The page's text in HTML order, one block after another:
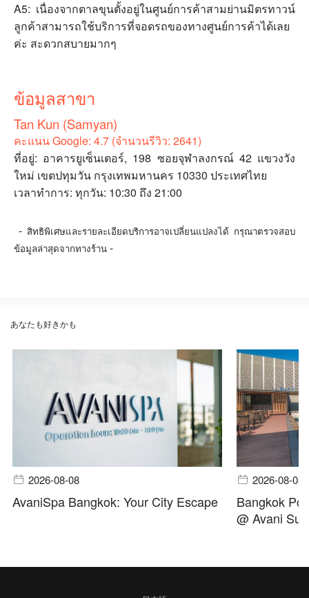
A5: เนื่องจากตาลขุนตั้งอยู่ในศูนย์การค้าสามย่านมิตรทาวน์
ลูกค้าสามารถใช้บริการที่จอดรถของทางศูนย์การค้าได้เลย
ค่ะ สะดวกสบายมากๆ
ข้อมูลสาขา
Tan Kun (Samyan)
คะแนน Google: 4.7 (จำนวนรีวิว: 2641)
ที่อยู่: อาคารยูเซ็นเตอร์, 198 ซอยจุฬาลงกรณ์ 42 แขวงวัง
ใหม่ เขตปทุมวัน กรุงเทพมหานคร 10330 ประเทศไทย
เวลาทำการ: ทุกวัน: 10:30 ถึง 21:00
- สิทธิพิเศษและรายละเอียดบริการอาจเปลี่ยนแปลงได้ กรุณาตรวจสอบ
ข้อมูลล่าสุดจากทางร้าน -
あなたも好きかも
2026-08-08
AvaniSpa Bangkok: Your City Escape
2026-08-08
Bangkok
@ Avani